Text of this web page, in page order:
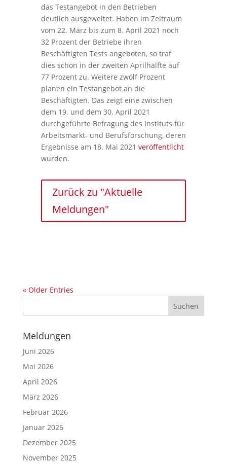
das Testangebot in den Betrieben
deutlich ausgeweitet. Haben im Zeitraum
vom 22. März bis zum 8. April 2021 noch
32 Prozent der Betriebe ihren
Beschäftigten Tests angeboten, so traf
dies schon in der zweiten Aprilhälfte auf
77 Prozent zu. Weitere zwölf Prozent
planen ein Testangebot an die
Beschäftigten. Das zeigt eine zwischen
dem 19. und dem 30. April 2021
durchgeführte Befragung des Instituts für
Arbeitsmarkt- und Berufsforschung, deren
Ergebnisse am 18. Mai 2021 veröffentlicht
wurden.
Zurück zu "Aktuelle
Meldungen"
« Older Entries
Meldungen
Juni 2026
Mai 2026
April 2026
März 2026
Februar 2026
Januar 2026
Dezember 2025
November 2025